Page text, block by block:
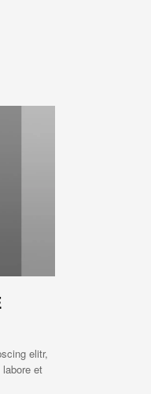
elitr,
et